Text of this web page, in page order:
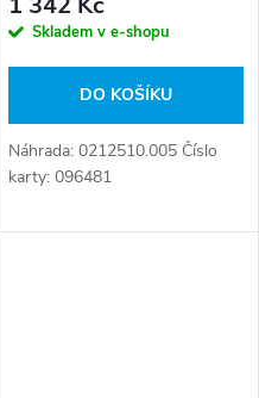
Skladem v e-shopu
DO KOŠÍKU
Náhrada: 0212510.005 Číslo
karty: 096481